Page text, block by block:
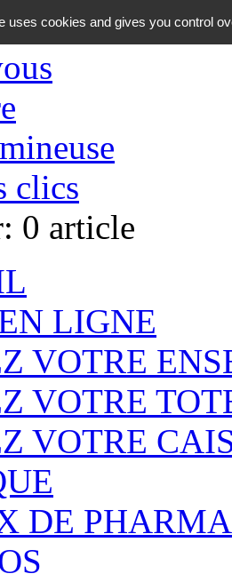
59
0 article
LIGNE
VOTRE
VOTRE
VOTRE
DE
uses cookies and gives you control